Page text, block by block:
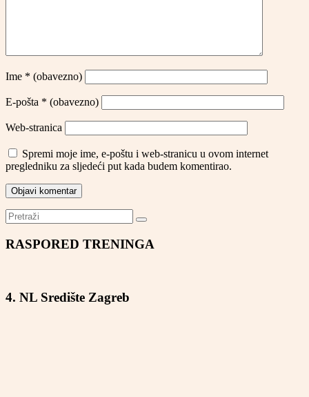
Ime * (obavezno)
E-pošta * (obavezno)
Web-stranica
Spremi moje ime, e-poštu i web-stranicu u ovom internet
pregledniku za sljedeći put kada budem komentirao.
RASPORED TRENINGA
4. NL Središte Zagreb